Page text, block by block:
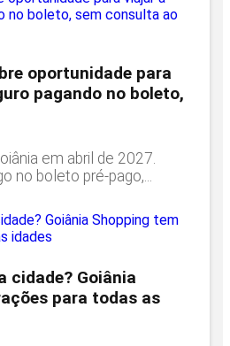
oportunidade para
pagando no boleto,
em abril de 2027.
no boleto pré-pago,...
cidade? Goiânia
para todas as